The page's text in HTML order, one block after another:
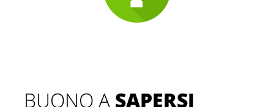
BUONO A SAPERSI